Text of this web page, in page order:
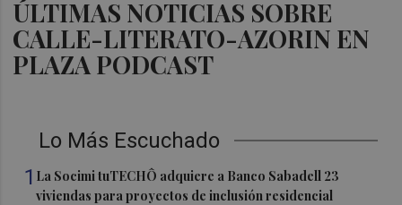
ÚLTIMAS NOTICIAS SOBRE
CALLE-LITERATO-AZORIN EN
PLAZA PODCAST
Lo Más Escuchado
1 La Socimi tuTECHÔ adquiere a Banco Sabadell 23
viviendas para proyectos de inclusión residencial